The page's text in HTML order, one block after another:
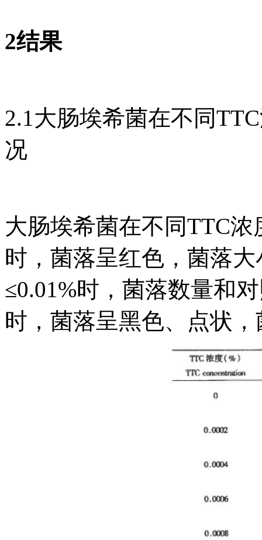
2结果
2.1大肠埃希菌在不同
况
大肠埃希菌在不同TTC
时，菌落呈红色，菌落
≤0.01%时，菌落数量和
时，菌落呈黑色、点状